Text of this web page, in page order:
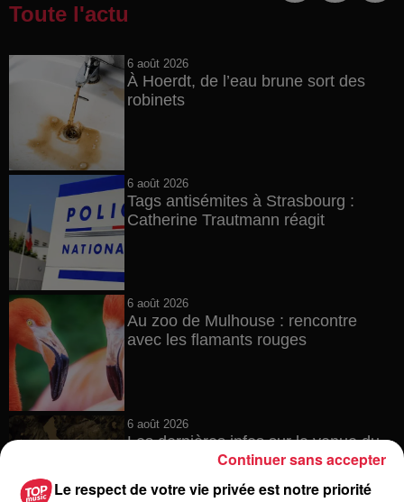
Toute l'actu
6 août 2026
À Hoerdt, de l’eau brune sort des
robinets
6 août 2026
Tags antisémites à Strasbourg :
Catherine Trautmann réagit
6 août 2026
Au zoo de Mulhouse : rencontre
avec les flamants rouges
6 août 2026
Les dernières infos sur la venue du
pape à Metz en septembre
Le respect de votre vie privée est notre priorité
Continuer sans accepter